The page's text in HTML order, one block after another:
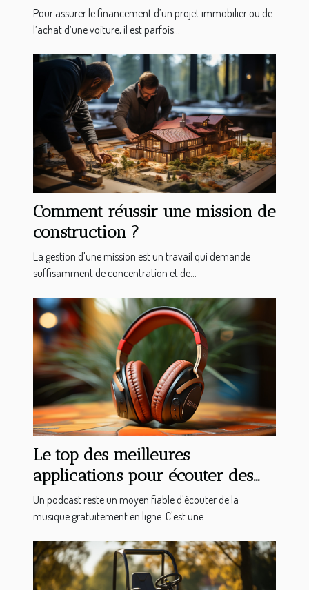
Pour assurer le financement d’un projet immobilier ou de
l’achat d’une voiture, il est parfois...
Comment réussir une mission de
construction ?
La gestion d'une mission est un travail qui demande
suffisamment de concentration et de...
Le top des meilleures
applications pour écouter des
podcasts sur votre Android
Un podcast reste un moyen fiable d'écouter de la
musique gratuitement en ligne. C'est une...